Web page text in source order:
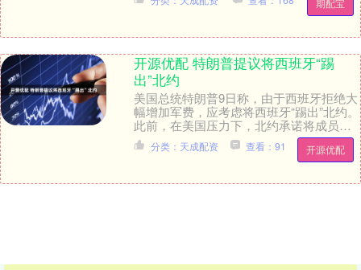
一个'苏秦背....
期配宝
开源优配 特朗普提议将西班牙“踢
出”北约
美国总统特朗普9日称，由于西班牙拒绝大
幅增加军费，应考虑将西班牙“踢出”北约。
此前，在美国压力下，北约承诺将成员国
年度国防支出在国内生产总值（GDP）中
的占比从....
开源优配
分类：天成配资 查看：91